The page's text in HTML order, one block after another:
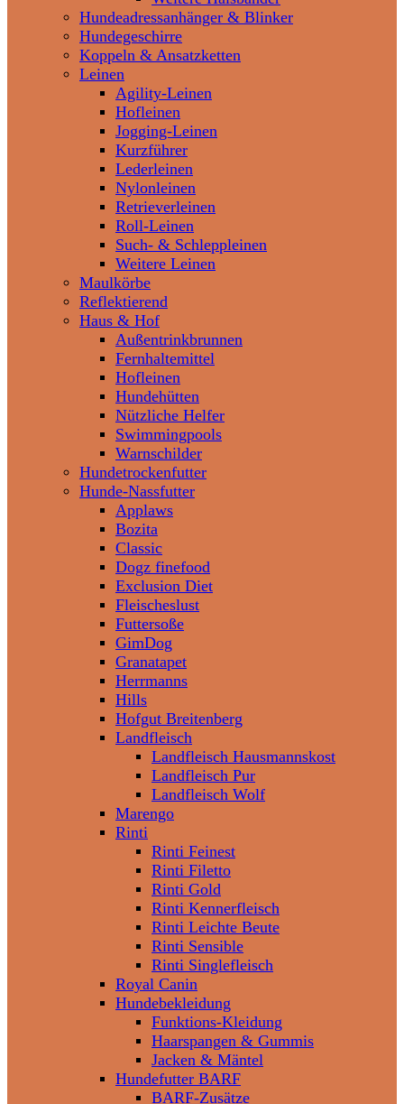
Hundeadressanhänger & Blinker
Hundegeschirre
Koppeln & Ansatzketten
Leinen
Agility-Leinen
Hofleinen
Jogging-Leinen
Kurzführer
Lederleinen
Nylonleinen
Retrieverleinen
Roll-Leinen
Such- & Schleppleinen
Weitere Leinen
Maulkörbe
Reflektierend
Haus & Hof
Außentrinkbrunnen
Fernhaltemittel
Hofleinen
Hundehütten
Nützliche Helfer
Swimmingpools
Warnschilder
Hundetrockenfutter
Hunde-Nassfutter
Applaws
Bozita
Classic
Dogz finefood
Exclusion Diet
Fleischeslust
Futtersoße
GimDog
Granatapet
Herrmanns
Hills
Hofgut Breitenberg
Landfleisch
Landfleisch Hausmannskost
Landfleisch Pur
Landfleisch Wolf
Marengo
Rinti
Rinti Feinest
Rinti Filetto
Rinti Gold
Rinti Kennerfleisch
Rinti Leichte Beute
Rinti Sensible
Rinti Singlefleisch
Royal Canin
Hundebekleidung
Funktions-Kleidung
Haarspangen & Gummis
Jacken & Mäntel
Hundefutter BARF
BARF-Zusätze